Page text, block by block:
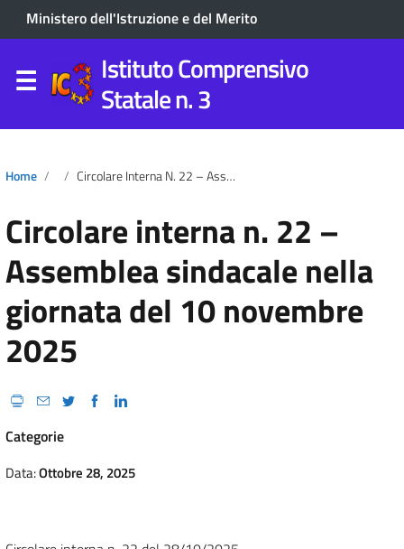
Ministero dell'Istruzione e del Merito
Istituto Comprensivo
Statale n. 3
Home Circolare Interna N. 22 – Assemblea Sindacale Nella Giornata Del 10 Novembre 2025
Circolare interna n. 22 –
Assemblea sindacale nella
giornata del 10 novembre
2025
Categorie
Data:Ottobre 28, 2025